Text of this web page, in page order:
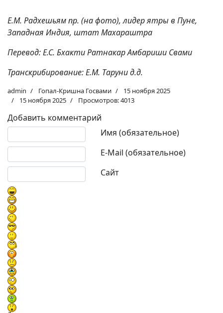
Е.М. Радхешьям пр. (на фото), лидер ятры в Пуне,
Западная Индия, штат Махараштра
Перевод: Е.С. Бхакти Ратнакар Амбариши Свами
Транскрибирование: Е.М. Таруни д.д.
admin Гопал-Кришна Госвами
15 ноября 2025
15 ноября 2025
Просмотров: 4013
Добавить комментарий
Имя (обязательное)
E-Mail (обязательное)
Сайт
Текст комментария